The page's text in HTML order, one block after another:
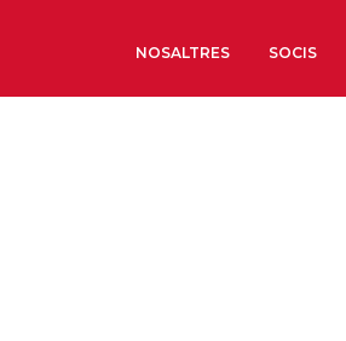
NOSALTRES SOCIS